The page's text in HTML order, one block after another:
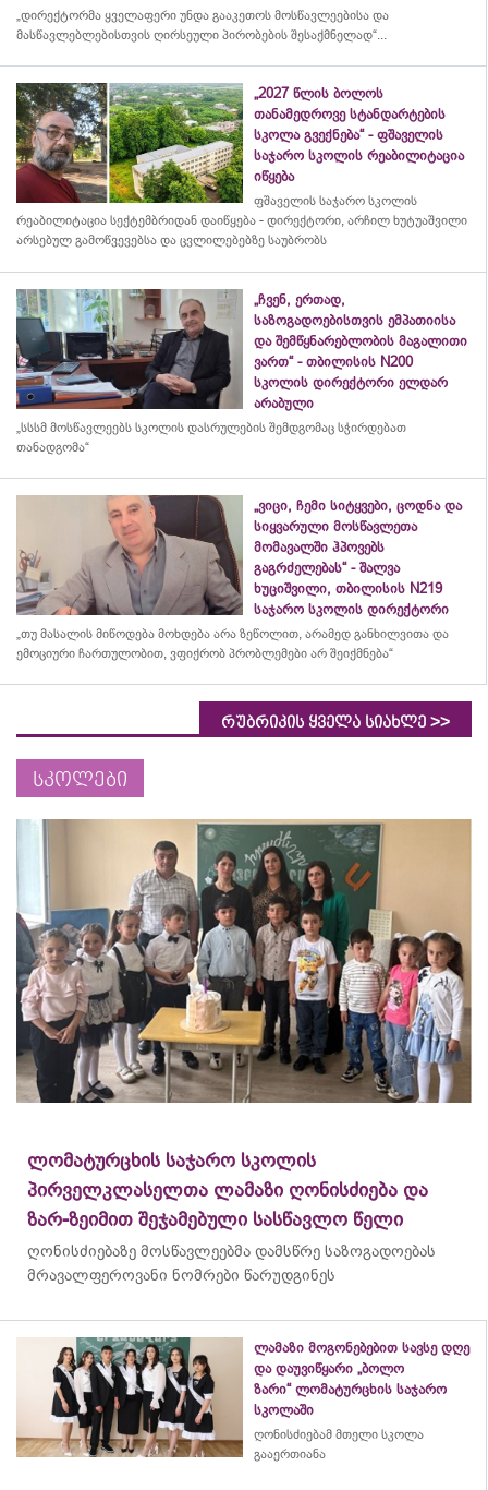
„დირექტორმა ყველაფერი უნდა გააკეთოს მოსწავლეებისა და
მასწავლებლებისთვის ღირსეული პირობების შესაქმნელად“...
„2027 წლის ბოლოს
თანამედროვე სტანდარტების
სკოლა გვექნება“ - ფშაველის
საჯარო სკოლის რეაბილიტაცია
იწყება
ფშაველის საჯარო სკოლის
რეაბილიტაცია სექტემბრიდან დაიწყება - დირექტორი, არჩილ ხუტუაშვილი
არსებულ გამოწვევებსა და ცვლილებებზე საუბრობს
„ჩვენ, ერთად,
საზოგადოებისთვის ემპათიისა
და შემწყნარებლობის მაგალითი
ვართ“ - თბილისის N200
სკოლის დირექტორი ელდარ
არაბული
„სსსმ მოსწავლეებს სკოლის დასრულების შემდგომაც სჭირდებათ
თანადგომა“
„ვიცი, ჩემი სიტყვები, ცოდნა და
სიყვარული მოსწავლეთა
მომავალში ჰპოვებს
გაგრძელებას“ - შალვა
ხუციშვილი, თბილისის N219
საჯარო სკოლის დირექტორი
„თუ მასალის მიწოდება მოხდება არა ზეწოლით, არამედ განხილვითა და
ემოციური ჩართულობით, ვფიქრობ პრობლემები არ შეიქმნება“
რუბრიკის ყველა სიახლე >>
სკოლები
ლომატურცხის საჯარო სკოლის
პირველკლასელთა ლამაზი ღონისძიება და
ზარ-ზეიმით შეჯამებული სასწავლო წელი
ღონისძიებაზე მოსწავლეებმა დამსწრე საზოგადოებას
მრავალფეროვანი ნომრები წარუდგინეს
ლამაზი მოგონებებით სავსე დღე
და დაუვიწყარი „ბოლო
ზარი“ ლომატურცხის საჯარო
სკოლაში
ღონისძიებამ მთელი სკოლა
გააერთიანა